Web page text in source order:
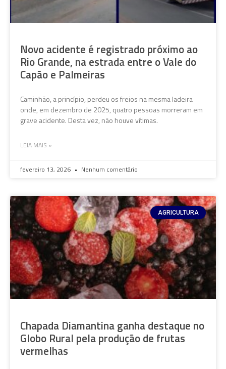
Novo acidente é registrado próximo ao
Rio Grande, na estrada entre o Vale do
Capão e Palmeiras
Caminhão, a princípio, perdeu os freios na mesma ladeira
onde, em dezembro de 2025, quatro pessoas morreram em
grave acidente. Desta vez, não houve vítimas.
LEIA MAIS »
fevereiro 13, 2026 Nenhum comentário
AGRICULTURA
Chapada Diamantina ganha destaque no
Globo Rural pela produção de frutas
vermelhas